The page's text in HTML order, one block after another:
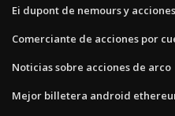
Ei dupont de nemours y
Comerciante de acciones por
Noticias sobre acciones de arco
Mejor billetera android